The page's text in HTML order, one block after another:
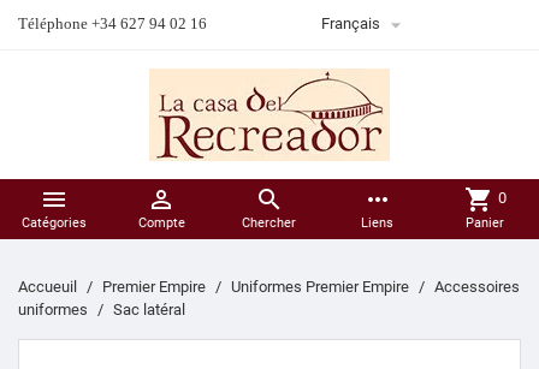
Téléphone +34 627 94 02 16 Français 

Catégories

Compte

Chercher
more_horiz
Liens
shopping_cart 0
Panier
Accueuil Premier Empire Uniformes Premier Empire
Accessoires
uniformes
Sac latéral